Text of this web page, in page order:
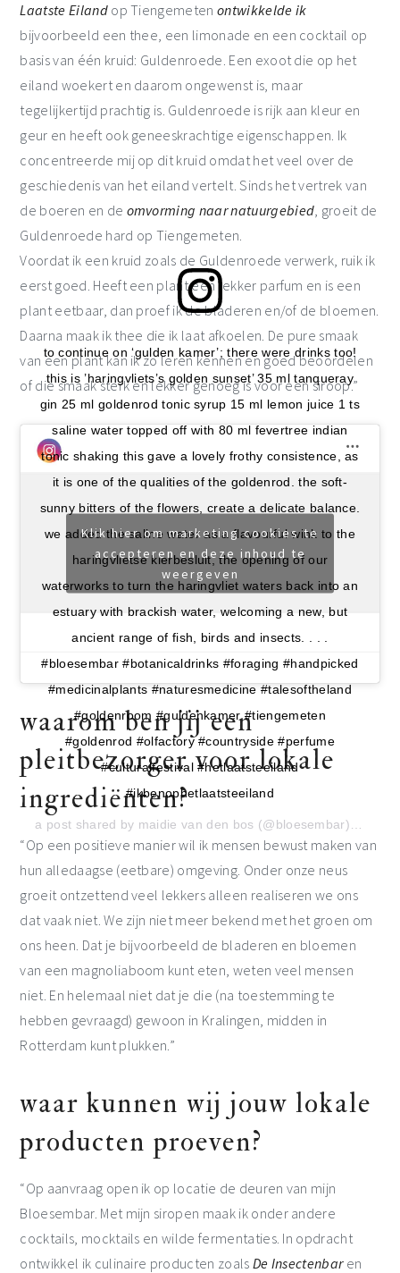
Laatste Eilandop Tiengemeten ontwikkelde ik
bijvoorbeeld een thee, een limonade en een cocktail op
basis van één kruid: Guldenroede. Een exoot die op het
eiland woekert en daarom ongewenst is, maar
tegelijkertijd prachtig is. Guldenroede is rijk aan kleur en
geur en heeft ook geneeskrachtige eigenschappen. Ik
concentreerde mij op dit kruid omdat het veel over de
geschiedenis van het eiland vertelt. Sinds het vertrek van
de boeren en de omvorming naar natuurgebied, groeit de
Guldenroede hard op Tiengemeten.
Voordat ik een kruid zoals de Guldenroede verwerk, ruik ik
eerst goed. Heeft een plant een lekker parfum en is een
plant eetbaar, dan proef ik de bladeren en/of de bloemen.
Daarna maak ik thee die ik laat afkoelen. De pure smaak
van een plant kan ik zo leren kennen en goed beoordelen
of die smaak sterk en lekker genoeg is voor een siroop.”
to continue on ‘gulden kamer’; there were drinks too!
this is ’haringvliets’s golden sunset’ 35 ml tanqueray
gin 25 ml goldenrod tonic syrup 15 ml lemon juice 1 ts
saline water topped off with 80 ml fevertree indian
tonic shaking this gave a lovely frothy consistence, as
it is one of the qualities of the goldenrod. the soft-
sunny bitters of the flowers, create a delicate balance.
we added the saline water as a flavourful wink to the
haringvlietse kierbesluit, the opening of our
waterworks to turn the haringvliet waters back into an
estuary with brackish water, welcoming a new, but
ancient range of fish, birds and insects. . . .
#bloesembar #botanicaldrinks #foraging #handpicked
#medicinalplants #naturesmedicine #talesoftheland
#goldenroom #guldenkamer #tiengemeten
#goldenrod #olfactory #countryside #perfume
#culturalfestival #hetlaatsteeiland
#ikbenophetlaatsteeiland
a post shared by maidie van den bos (@bloesembar) on
Klik hier om marketing cookies te
accepteren en deze inhoud te
weergeven
waarom ben jij een
pleitbezorger voor lokale
ingrediënten?
“Op een positieve manier wil ik mensen bewust maken van
hun alledaagse (eetbare) omgeving. Onder onze neus
groeit ontzettend veel lekkers alleen realiseren we ons
dat vaak niet. We zijn niet meer bekend met het groen om
ons heen. Dat je bijvoorbeeld de bladeren en bloemen
van een magnoliaboom kunt eten, weten veel mensen
niet. En helemaal niet dat je die (na toestemming te
hebben gevraagd) gewoon in Kralingen, midden in
Rotterdam kunt plukken.”
waar kunnen wij jouw lokale
producten proeven?
“Op aanvraag open ik op locatie de deuren van mijn
Bloesembar. Met mijn siropen maak ik onder andere
cocktails, mocktails en wilde fermentaties. In opdracht
ontwikkel ik culinaire producten zoals De Insectenbaren